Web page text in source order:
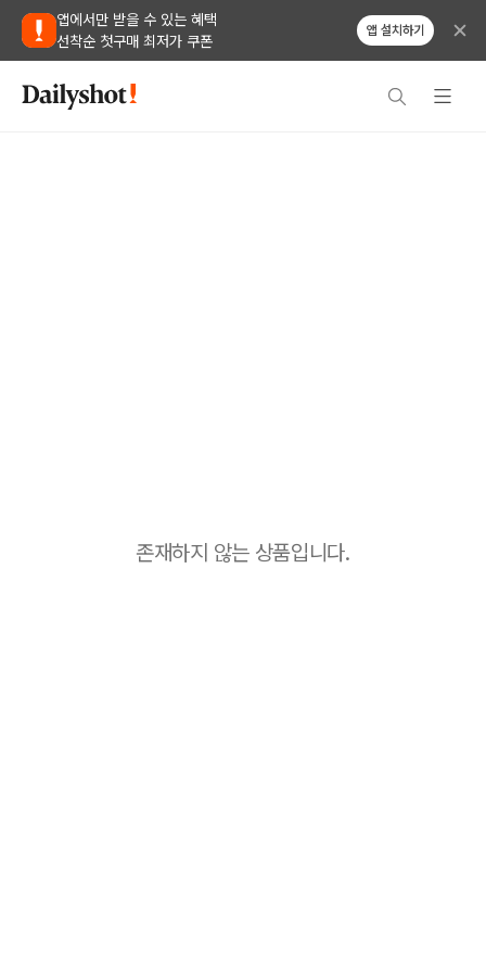
앱에서만 받을 수 있는 혜택
선착순 첫구매 최저가 쿠폰
앱 설치하기
존재하지 않는 상품입니다.